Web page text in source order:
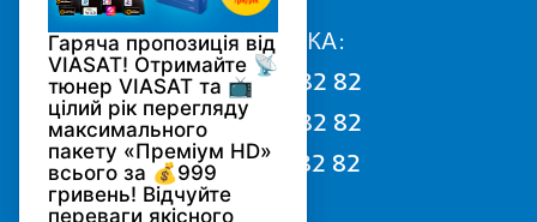
ПОДДЕРЖКА:
068 170 82 82
050 170 82 82
093 170 82 82